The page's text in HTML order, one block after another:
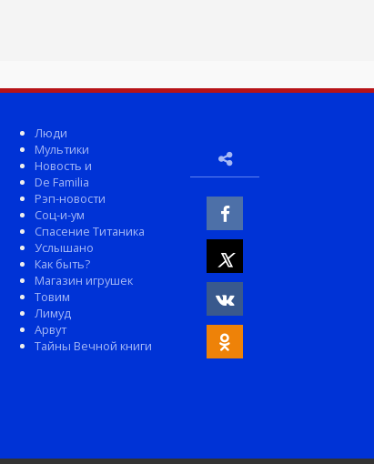
Люди
Мультики
Новость и
De Familia
Рэп-новости
Соц-и-ум
Спасение Титаника
Услышано
Как быть?
Магазин игрушек
Товим
Лимуд
Арвут
Тайны Вечной книги